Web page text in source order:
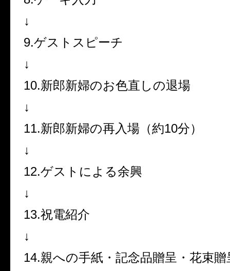
↓
9.ゲストスピーチ
↓
10.新郎新婦のお色直しの退場
↓
11.新郎新婦の再入場（約10分）
↓
12.ゲストによる余興
↓
13.祝電紹介
↓
14.親への手紙・記念品贈呈・花束贈